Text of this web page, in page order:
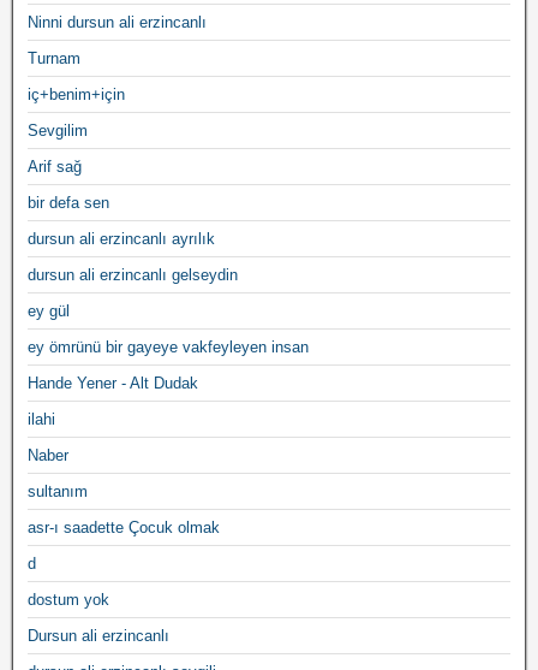
Ninni dursun ali erzincanlı
Turnam
iç+benim+için
Sevgilim
Arif sağ
bir defa sen
dursun ali erzincanlı ayrılık
dursun ali erzincanlı gelseydin
ey gül
ey ömrünü bir gayeye vakfeyleyen insan
Hande Yener - Alt Dudak
ilahi
Naber
sultanım
asr-ı saadette Çocuk olmak
d
dostum yok
Dursun ali erzincanlı